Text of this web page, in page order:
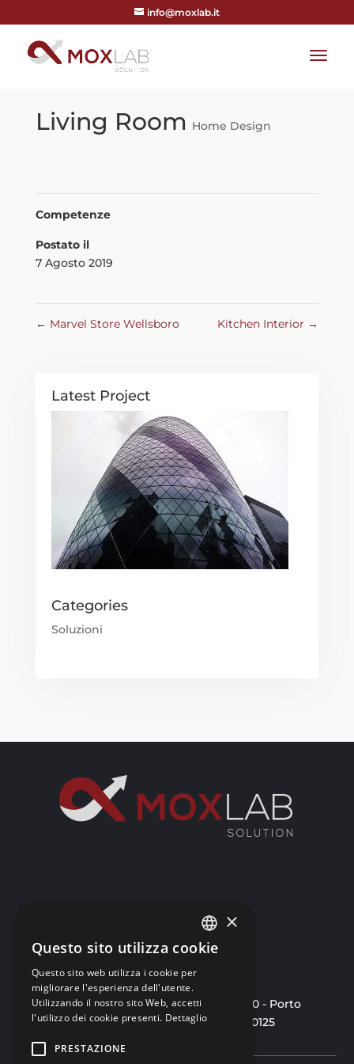
info@moxlab.it
Living Room Home Design
Competenze
Postato il
7 Agosto 2019
← Marvel Store Wellsboro Kitchen Interior →
Latest Project
Categories
Soluzioni
info@moxlab.it
Mox Lab S.r.l.- Via Marconi 22 - 21010 - Porto
Valtravaglia (VA) - P.iva 03498110125
ITALIAN
×
Questo sito utilizza cookie
Questo sito web utilizza i cookie per
migliorare l'esperienza dell'utente.
Utilizzando il nostro sito Web, accetti
l'utilizzo dei cookie presenti. Dettaglio
PRESTAZIONE